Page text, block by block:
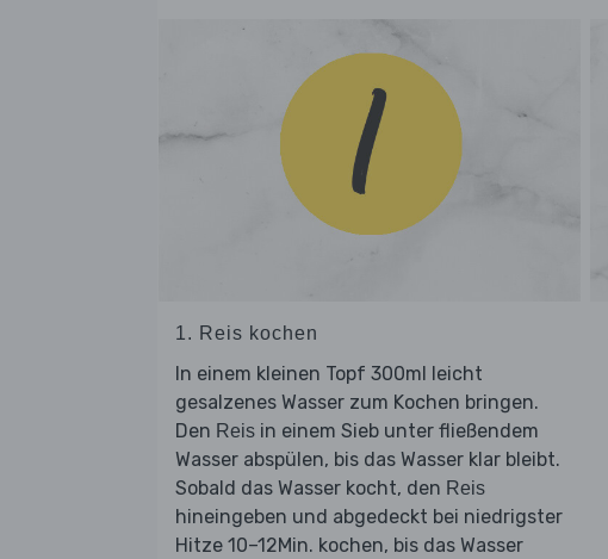
1. Reis kochen
In einem kleinen Topf 300ml leicht
gesalzenes Wasser zum Kochen bringen.
Den Reis in einem Sieb unter fließendem
Wasser abspülen, bis das Wasser klar bleibt.
Sobald das Wasser kocht, den Reis
hineingeben und abgedeckt bei niedrigster
Hitze 10–12Min. kochen, bis das Wasser